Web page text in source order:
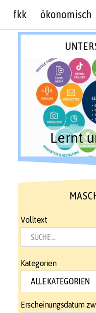
fkk ökonomisch
Lernt
Volltext
Kategorien
Erscheinungsdatum